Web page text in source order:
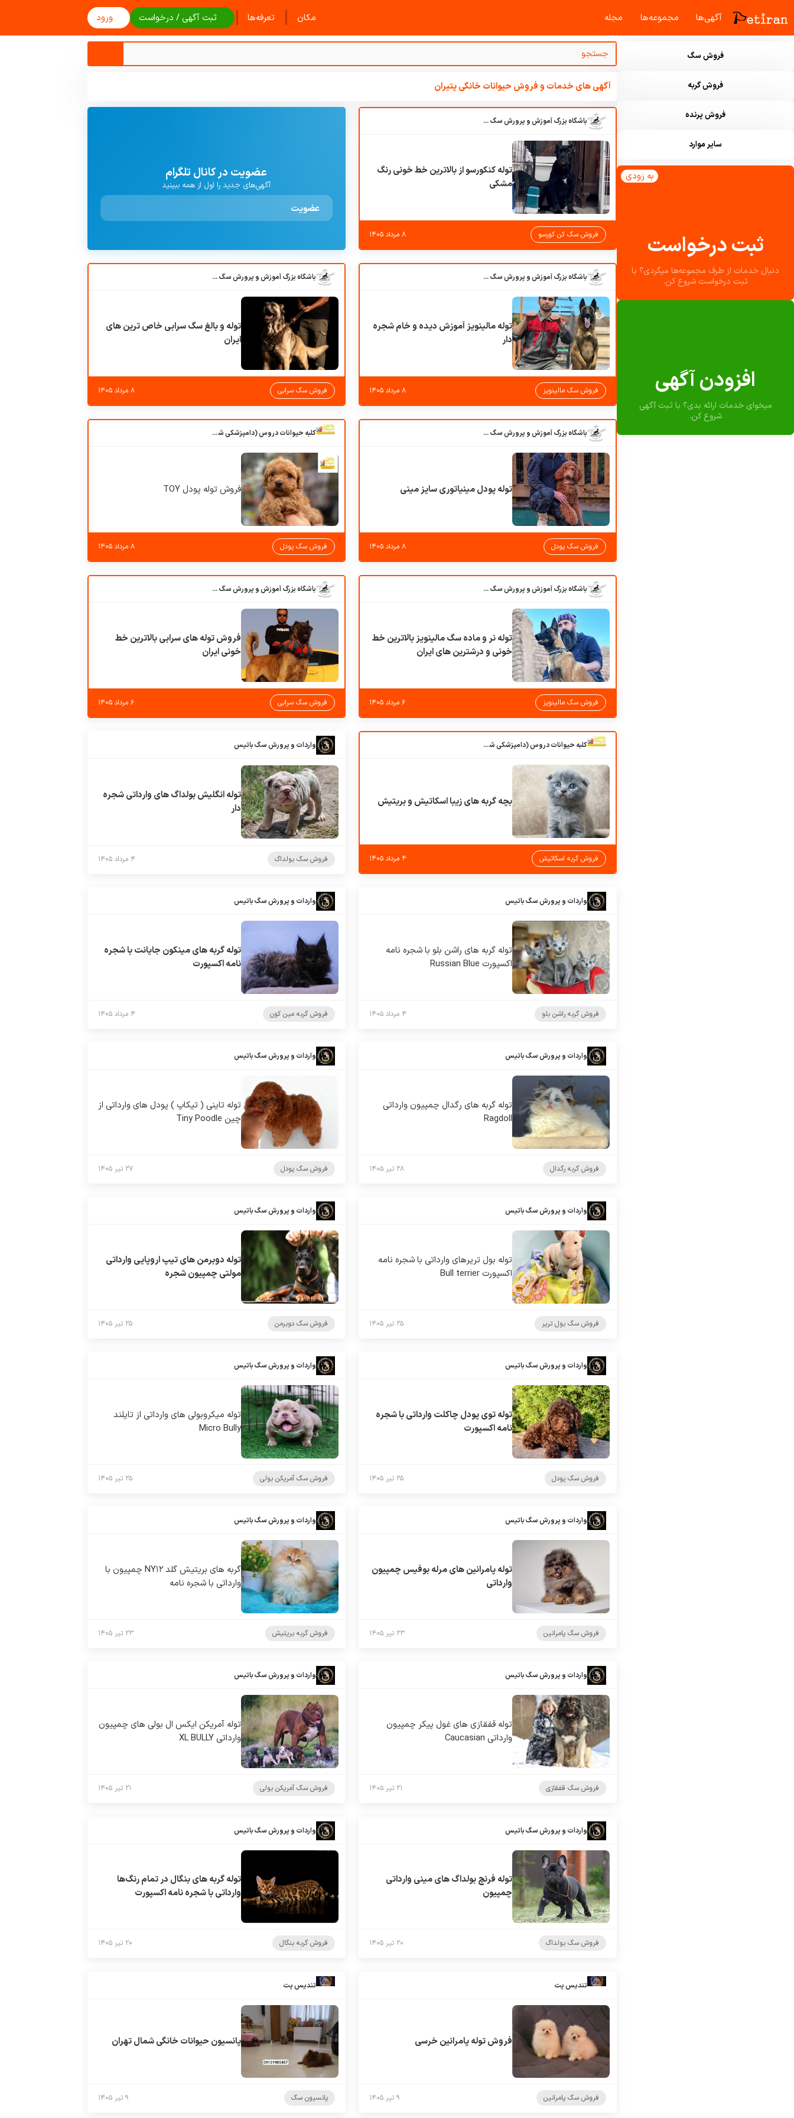
آگهی‌ها مجموعه‌ها مجله‌ مکان | تعرفه‌ها | ثبت آگهی / درخواست ورود
فروش سگ
فروش گربه
فروش پرنده
سایر موارد
ثبت درخواست
دنبال خدمات از طرف مجموعه‌ها میگردی؟ با
ثبت درخواست شروع کن.
به زودی
افزودن آگهی
میخوای خدمات ارائه بدی؟ با ثبت آگهی
شروع کن.
آگهی های خدمات و فروش حیوانات خانگی پتیران
باشگاه بزرگ آموزش و پرورش سگ کوهرج کنل
توله کنکورسو از بالاترین خط خونی رنگ
مشکی
فروش سگ کن کورسو ۸ مرداد ۱۴۰۵
عضویت در کانال تلگرام
آگهی‌های جدید را اول از همه ببینید
عضویت
باشگاه بزرگ آموزش و پرورش سگ کوهرج کنل
توله مالینویز آموزش دیده و خام شجره
دار
فروش سگ مالینویز ۸ مرداد ۱۴۰۵
باشگاه بزرگ آموزش و پرورش سگ کوهرج کنل
توله و بالغ سگ سرابی خاص ترین های
ایران
فروش سگ سرابی ۸ مرداد ۱۴۰۵
باشگاه بزرگ آموزش و پرورش سگ کوهرج کنل
توله پودل مینیاتوری سایز مینی
فروش سگ پودل ۸ مرداد ۱۴۰۵
کلبه حیوانات دروس (دامپزشکی شهرزاد)
فروش توله پودل TOY
فروش سگ پودل ۸ مرداد ۱۴۰۵
باشگاه بزرگ آموزش و پرورش سگ کوهرج کنل
توله نر و ماده سگ مالینویز بالاترین خط
خونی و درشترین های ایران
فروش سگ مالینویز ۶ مرداد ۱۴۰۵
باشگاه بزرگ آموزش و پرورش سگ کوهرج کنل
فروش توله های سرابی بالاترین خط
خونی ایران
فروش سگ سرابی ۶ مرداد ۱۴۰۵
کلبه حیوانات دروس (دامپزشکی شهرزاد)
بچه گربه های زیبا اسکاتیش و بریتیش
فروش گربه اسکاتیش ۴ مرداد ۱۴۰۵
واردات و پرورش سگ باتیس
توله انگلیش بولداگ های وارداتی شجره
دار
فروش سگ بولداگ ۴ مرداد ۱۴۰۵
واردات و پرورش سگ باتیس
توله گربه های راشن بلو با شجره نامه
اکسپورت Russian Blue
فروش گربه راشن بلو ۴ مرداد ۱۴۰۵
واردات و پرورش سگ باتیس
توله گربه های مینکون جایانت با شجره
نامه اکسپورت
فروش گربه مین کون ۴ مرداد ۱۴۰۵
واردات و پرورش سگ باتیس
توله گربه های رگدال چمپیون وارداتی
Ragdoll
فروش گربه رگدال ۲۸ تیر ۱۴۰۵
واردات و پرورش سگ باتیس
توله تاینی ( تیکاپ ) پودل های وارداتی از
چین Tiny Poodle
فروش سگ پودل ۲۷ تیر ۱۴۰۵
واردات و پرورش سگ باتیس
توله بول تریرهای وارداتی با شجره نامه
اکسپورت Bull terrier
فروش سگ بول تریر ۲۵ تیر ۱۴۰۵
واردات و پرورش سگ باتیس
توله دوبرمن های تیپ اروپایی وارداتی
مولتی چمپیون شجره
فروش سگ دوبرمن ۲۵ تیر ۱۴۰۵
واردات و پرورش سگ باتیس
توله توی پودل چاکلت وارداتی با شجره
نامه اکسپورت
فروش سگ پودل ۲۵ تیر ۱۴۰۵
واردات و پرورش سگ باتیس
توله میکروبولی های وارداتی از تایلند
Micro Bully
فروش سگ آمریکن بولی ۲۵ تیر ۱۴۰۵
واردات و پرورش سگ باتیس
توله پامرانین های مرله بوفیس چمپیون
وارداتی
فروش سگ پامرانین ۲۳ تیر ۱۴۰۵
واردات و پرورش سگ باتیس
گربه های بریتیش گلد NY۱۲ چمپیون با
وارداتی با شجره نامه
فروش گربه بریتیش ۲۳ تیر ۱۴۰۵
واردات و پرورش سگ باتیس
توله قفقازی های غول پیکر چمپیون
وارداتی Caucasian
فروش سگ قفقازی ۲۱ تیر ۱۴۰۵
واردات و پرورش سگ باتیس
توله آمریکن ایکس ال بولی های چمپیون
وارداتی XL BULLY
فروش سگ آمریکن بولی ۲۱ تیر ۱۴۰۵
واردات و پرورش سگ باتیس
توله فرنچ بولداگ های مینی وارداتی
چمپیون
فروش سگ بولداگ ۲۰ تیر ۱۴۰۵
واردات و پرورش سگ باتیس
توله گربه های بنگال در تمام رنگ‌ها
وارداتی با شجره نامه اکسپورت
فروش گربه بنگال ۲۰ تیر ۱۴۰۵
تندیس پت
فروش توله پامرانین خرسی
فروش سگ پامرانین ۹ تیر ۱۴۰۵
تندیس پت
پانسیون حیوانات خانگی شمال تهران
پانسیون سگ ۹ تیر ۱۴۰۵